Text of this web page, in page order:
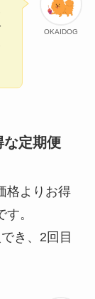
OKAIDOG
な定期便
格よりお得
。
き、2回目